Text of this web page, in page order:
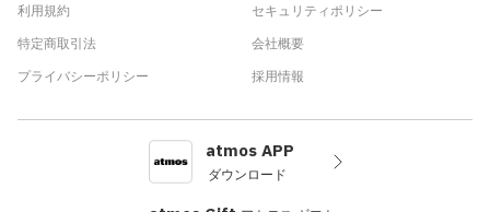
利用規約
特定商取引法
プライバシーポリシー
セキュリティポリシー
会社概要
採用情報
atmos APP
ダウンロード